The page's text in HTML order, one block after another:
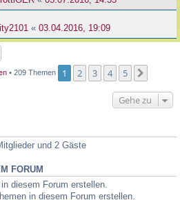
« 03.04.2016, 19:09
• 209 Themen 1 2 3 4 5
Gehe zu
und 2 Gäste
FORUM
diesem Forum erstellen.
in diesem Forum erstellen.